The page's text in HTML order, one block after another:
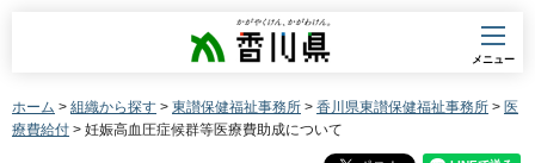
香川県
メニュー
ホーム > 組織から探す > 東讃保健福祉事務所 > 香川県東讃保健福祉事務所 > 医
療費給付 > 妊娠高血圧症候群等医療費助成について